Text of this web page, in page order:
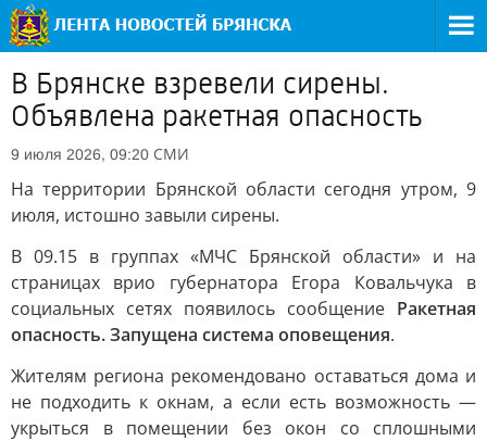
В Брянске взревели сирены.
Объявлена ракетная опасность
9 июля 2026, 09:20 СМИ
На территории Брянской области сегодня утром, 9
июля, истошно завыли сирены.
В 09.15 в группах «МЧС Брянской области» и на
страницах врио губернатора Егора Ковальчука в
социальных сетях появилось сообщение Ракетная
опасность. Запущена система оповещения.
Жителям региона рекомендовано оставаться дома и
не подходить к окнам, а если есть возможность —
укрыться в помещении без окон со сплошными